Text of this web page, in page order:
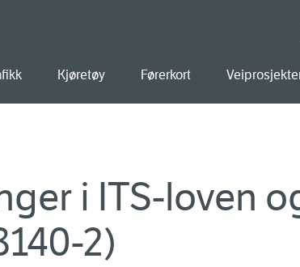
Kjøretøy Førerkort
i ITS-loven
2)